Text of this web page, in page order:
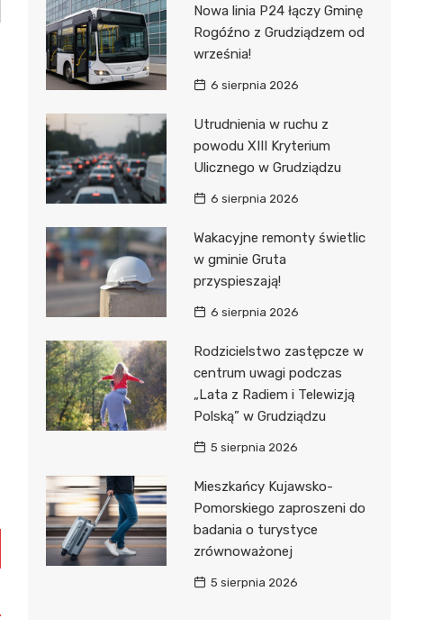
Nowa linia P24 łączy Gminę
Rogóźno z Grudziądzem od
września!
6 sierpnia 2026
Utrudnienia w ruchu z
powodu XIII Kryterium
Ulicznego w Grudziądzu
6 sierpnia 2026
Wakacyjne remonty świetlic
w gminie Gruta
przyspieszają!
6 sierpnia 2026
Rodzicielstwo zastępcze w
centrum uwagi podczas
„Lata z Radiem i Telewizją
Polską” w Grudziądzu
5 sierpnia 2026
Mieszkańcy Kujawsko-
Pomorskiego zaproszeni do
badania o turystyce
zrównoważonej
5 sierpnia 2026